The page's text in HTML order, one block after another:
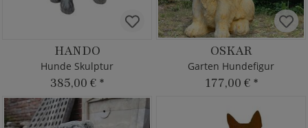
HANDO
Hunde Skulptur
385,00 € *
OSKAR
Garten Hundefigur
177,00 € *